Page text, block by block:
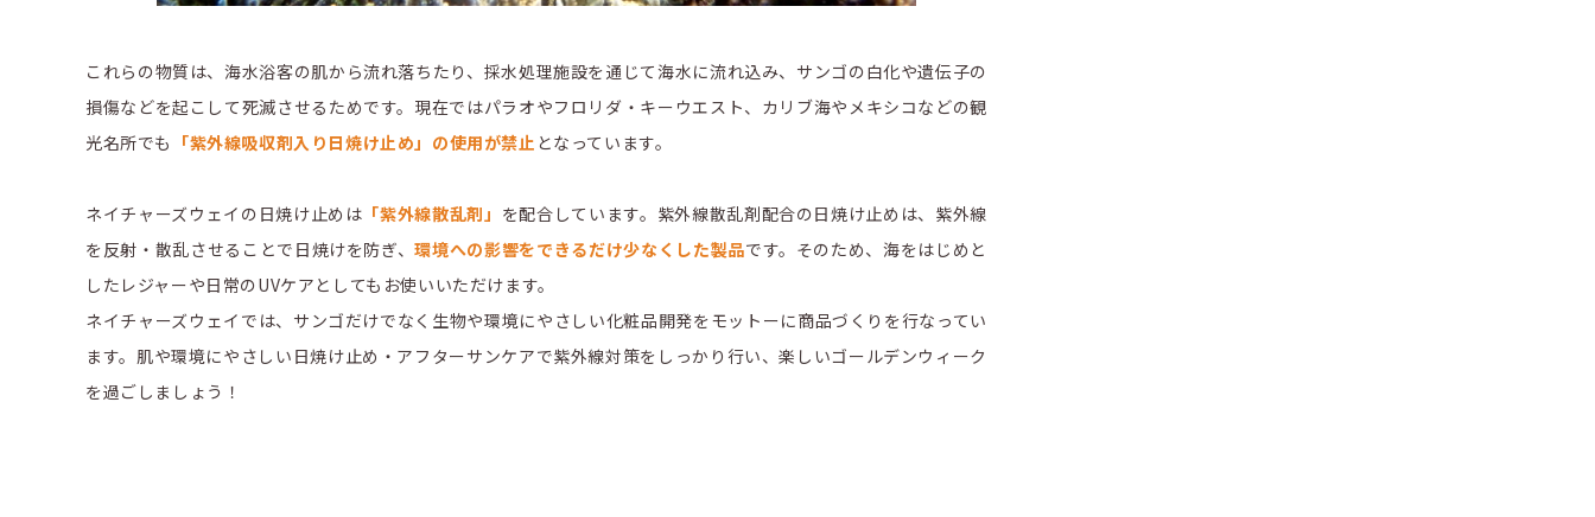
これらの物質は、海水浴客の肌から流れ落ちたり、採水処理施設を通じて海水に流れ込み、サンゴの白化や遺伝子の
損傷などを起こして死滅させるためです。現在ではパラオやフロリダ・キーウエスト、カリブ海やメキシコなどの観
光名所でも 「紫外線吸収剤入り日焼け止め」の使用が禁止 となっています。
ネイチャーズウェイの日焼け止めは 「紫外線散乱剤」 を配合しています。紫外線散乱剤配合の日焼け止めは、紫外線
を反射・散乱させることで日焼けを防ぎ、環境への影響をできるだけ少なくした製品です。そのため、海をはじめと
したレジャーや日常のUVケアとしてもお使いいただけます。
ネイチャーズウェイでは、サンゴだけでなく生物や環境にやさしい化粧品開発をモットーに商品づくりを行なってい
ます。肌や環境にやさしい日焼け止め・アフターサンケアで紫外線対策をしっかり行い、楽しいゴールデンウィーク
を過ごしましょう！